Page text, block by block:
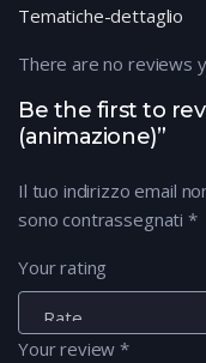
Tematiche-dettaglio
Be the first to
(animazione)”
Il tuo indirizzo email
sono contrassegnati *
Your rating
Your review*
There are no reviews